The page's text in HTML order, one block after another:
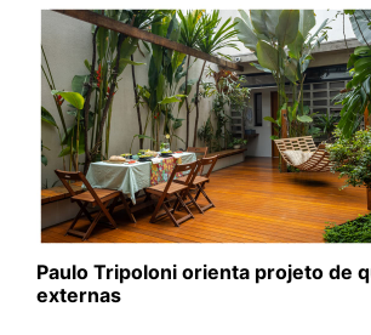
Paulo Tripoloni orienta projeto de
externas